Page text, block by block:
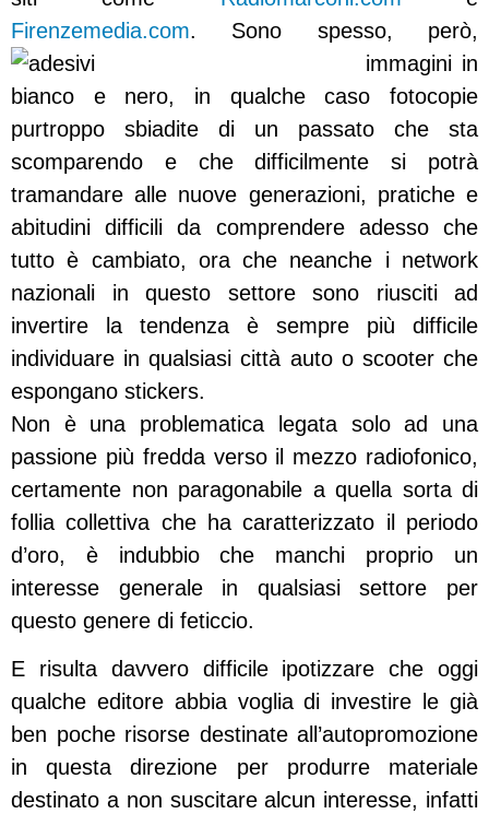
Firenzemedia.com. Sono spesso, però,
immagini in
bianco e nero, in qualche caso fotocopie
purtroppo sbiadite di un passato che sta
scomparendo e che difficilmente si potrà
tramandare alle nuove generazioni, pratiche e
abitudini difficili da comprendere adesso che
tutto è cambiato, ora che neanche i network
nazionali in questo settore sono riusciti ad
invertire la tendenza è sempre più difficile
individuare in qualsiasi città auto o scooter che
espongano stickers.
Non è una problematica legata solo ad una
passione più fredda verso il mezzo radiofonico,
certamente non paragonabile a quella sorta di
follia collettiva che ha caratterizzato il periodo
d’oro, è indubbio che manchi proprio un
interesse generale in qualsiasi settore per
questo genere di feticcio.
E risulta davvero difficile ipotizzare che oggi
qualche editore abbia voglia di investire le già
ben poche risorse destinate all’autopromozione
in questa direzione per produrre materiale
destinato a non suscitare alcun interesse, infatti